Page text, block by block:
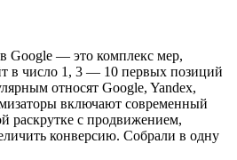
Google — это комплекс мер,
в число 1, 3 — 10 первых позиций
относят Google, Yandex,
включают современный
раскрутке с продвижением,
конверсию. Собрали в одну